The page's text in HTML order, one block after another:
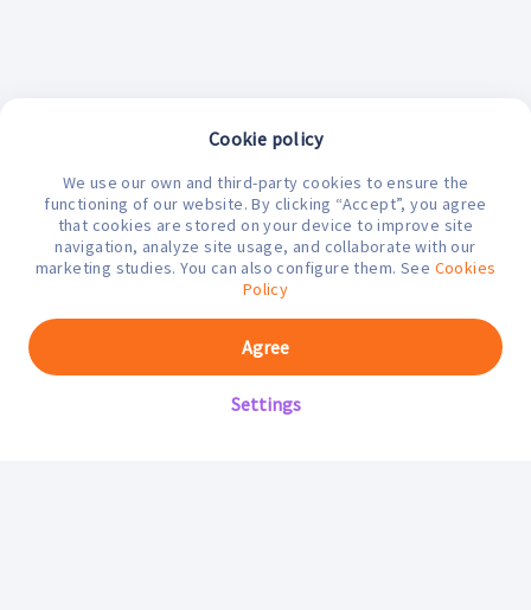
¿En qué podemos ayudarte hoy?
Cookie policy
We use our own and third-party cookies to ensure the
functioning of our website. By clicking “Accept”, you agree
that cookies are stored on your device to improve site
navigation, analyze site usage, and collaborate with our
marketing studies. You can also configure them. See Cookies
Policy
Settings
Agree